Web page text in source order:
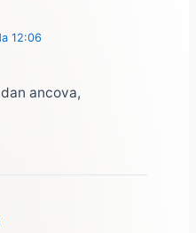
12:06
ancova,